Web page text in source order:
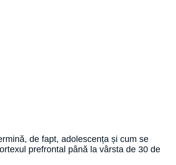
de fapt, adolescența și cum se
prefrontal până la vârsta de 30 de